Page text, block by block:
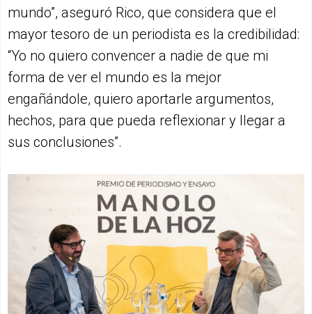
mundo”, aseguró Rico, que considera que el
mayor tesoro de un periodista es la credibilidad:
“Yo no quiero convencer a nadie de que mi
forma de ver el mundo es la mejor
engañándole, quiero aportarle argumentos,
hechos, para que pueda reflexionar y llegar a
sus conclusiones”.